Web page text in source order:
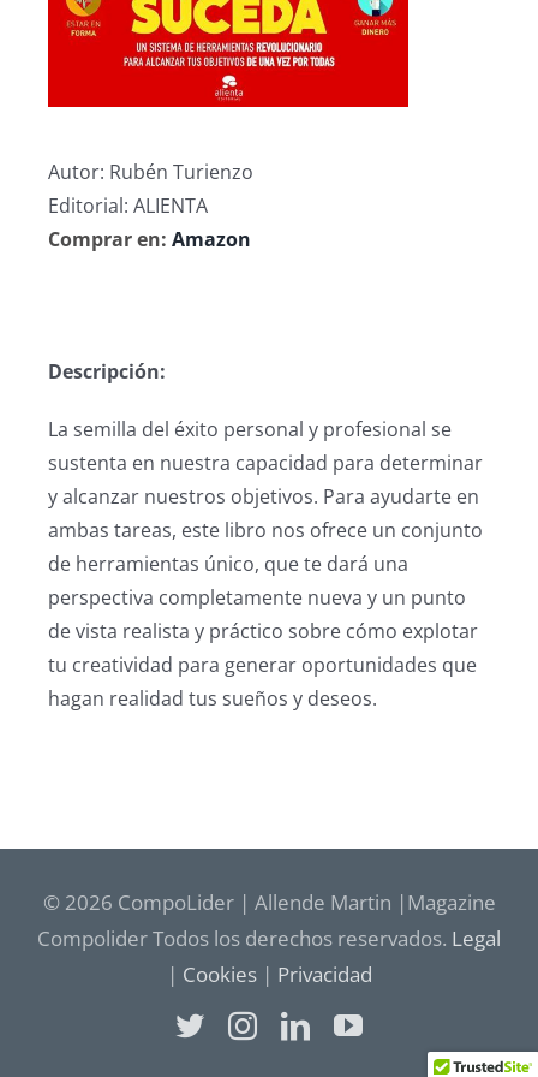
Autor: Rubén Turienzo
Editorial: ALIENTA
Comprar en: Amazon
Descripción:
La semilla del éxito personal y profesional se
sustenta en nuestra capacidad para determinar
y alcanzar nuestros objetivos. Para ayudarte en
ambas tareas, este libro nos ofrece un conjunto
de herramientas único, que te dará una
perspectiva completamente nueva y un punto
de vista realista y práctico sobre cómo explotar
tu creatividad para generar oportunidades que
hagan realidad tus sueños y deseos.
© 2026 CompoLider | Allende Martin |Magazine
Compolider Todos los derechos reservados. Legal
| Cookies| Privacidad
TwitterInstagram
LinkedInYouTube